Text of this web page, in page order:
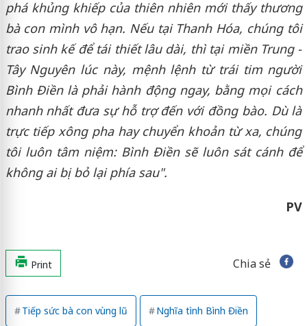
phá khủng khiếp của thiên nhiên mới thấy thương
bà con mình vô hạn. Nếu tại Thanh Hóa, chúng tôi
trao sinh kế để tái thiết lâu dài, thì tại miền Trung -
Tây Nguyên lúc này, mệnh lệnh từ trái tim người
Bình Điền là phải hành động ngay, bằng mọi cách
nhanh nhất đưa sự hỗ trợ đến với đồng bào. Dù là
trực tiếp xông pha hay chuyển khoản từ xa, chúng
tôi luôn tâm niệm: Bình Điền sẽ luôn sát cánh để
không ai bị bỏ lại phía sau".
PV
Print Chia sẻ
Tiếp sức bà con vùng lũ Nghĩa tình Bình Điền